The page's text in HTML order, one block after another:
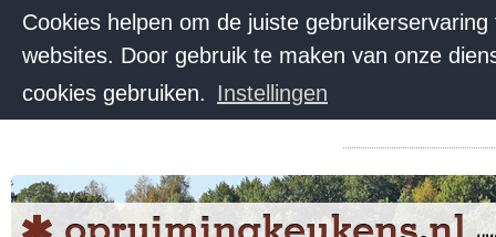
Cookies helpen om de juiste
websites. Door gebruik te maken van onze
cookies gebruiken. Instellingen